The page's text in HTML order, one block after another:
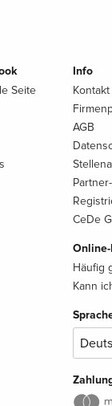
Seite
Info
AGB
CeDe
Häufig
Kann